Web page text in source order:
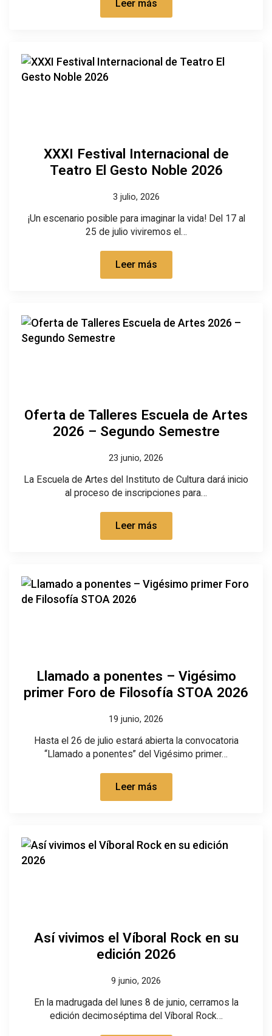
Leer más
XXXI Festival Internacional de
Teatro El Gesto Noble 2026
3 julio, 2026
¡Un escenario posible para imaginar la vida! Del 17 al
25 de julio viviremos el…
Leer más
Oferta de Talleres Escuela de Artes
2026 – Segundo Semestre
23 junio, 2026
La Escuela de Artes del Instituto de Cultura dará inicio
al proceso de inscripciones para…
Leer más
Llamado a ponentes – Vigésimo
primer Foro de Filosofía STOA 2026
19 junio, 2026
Hasta el 26 de julio estará abierta la convocatoria
“Llamado a ponentes” del Vigésimo primer…
Leer más
Así vivimos el Víboral Rock en su
edición 2026
9 junio, 2026
En la madrugada del lunes 8 de junio, cerramos la
edición decimoséptima del Víboral Rock…